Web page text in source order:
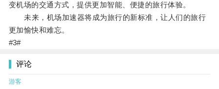
变机场的交通方式，提供更加智能、便捷的旅行体验。
未来，机场加速器将成为旅行的新标准，让人们的旅行
更加愉快和难忘。
#3#
评论
游客